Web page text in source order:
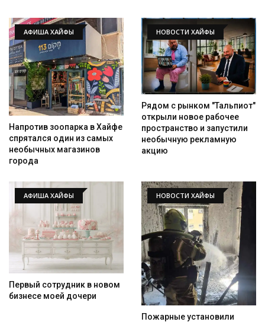
АФИША ХАЙФЫ
Напротив зоопарка в Хайфе
спрятался один из самых
необычных магазинов
города
НОВОСТИ ХАЙФЫ
Рядом с рынком "Тальпиот"
открыли новое рабочее
пространство и запустили
необычную рекламную
акцию
АФИША ХАЙФЫ
Первый сотрудник в новом
бизнесе моей дочери
НОВОСТИ ХАЙФЫ
Пожарные установили